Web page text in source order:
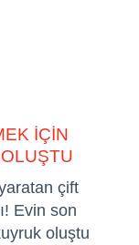
İÇİN
çift
Evin son
oluştu